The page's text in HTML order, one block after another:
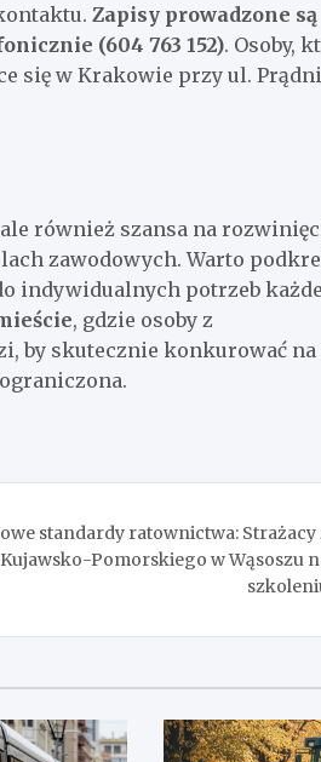
Zapisy prowadzone są
(604 763 152). Osoby,
się w Krakowie przy ul.
również szansa na
zawodowych. Warto
indywidualnych potrzeb
, gdzie osoby z
by skutecznie konkurować
standardy ratownictwa: Strażacy
Kujawsko-Pomorskiego w Wąsoszu